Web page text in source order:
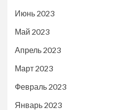
Июнь 2023
Май 2023
Апрель 2023
Март 2023
Февраль 2023
Январь 2023